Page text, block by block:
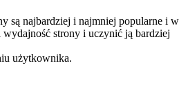
są najbardziej i najmniej popularne i w
strony i uczynić ją bardziej
użytkownika.